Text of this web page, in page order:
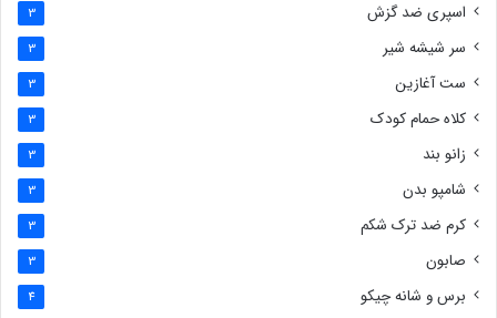
اسپری ضد گزش 3
سر شیشه شیر 3
ست آغازین 3
کلاه حمام کودک 3
زانو بند 3
شامپو بدن 3
کرم ضد ترک شکم 3
صابون 3
برس و شانه چیکو 4